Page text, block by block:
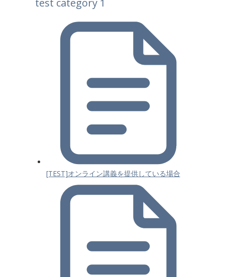
[TEST]オンライン講義を提供している場合